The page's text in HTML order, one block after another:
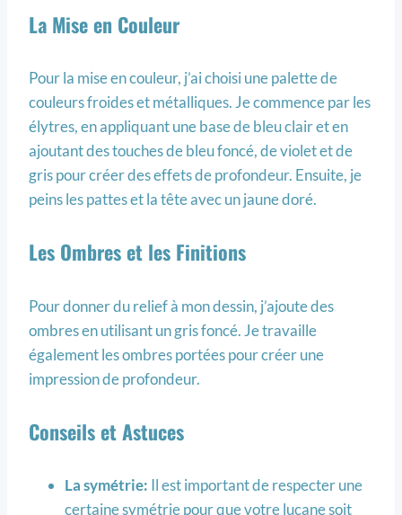
La Mise en Couleur
Pour la mise en couleur, j’ai choisi une palette de
couleurs froides et métalliques. Je commence par les
élytres, en appliquant une base de bleu clair et en
ajoutant des touches de bleu foncé, de violet et de
gris pour créer des effets de profondeur. Ensuite, je
peins les pattes et la tête avec un jaune doré.
Les Ombres et les Finitions
Pour donner du relief à mon dessin, j’ajoute des
ombres en utilisant un gris foncé. Je travaille
également les ombres portées pour créer une
impression de profondeur.
Conseils et Astuces
La symétrie: Il est important de respecter une
certaine symétrie pour que votre lucane soit